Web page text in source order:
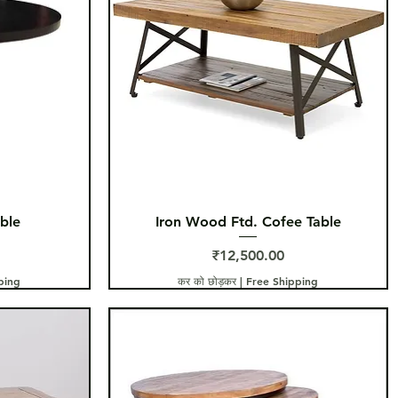
त्वरित दृश्य
Iron Wood Ftd. Cofee Table
मूल्य
₹12,500.00
कर को छोड़कर| Free Shipping